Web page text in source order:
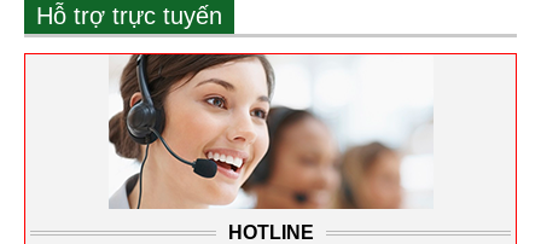
Hỗ trợ trực tuyến
HOTLINE